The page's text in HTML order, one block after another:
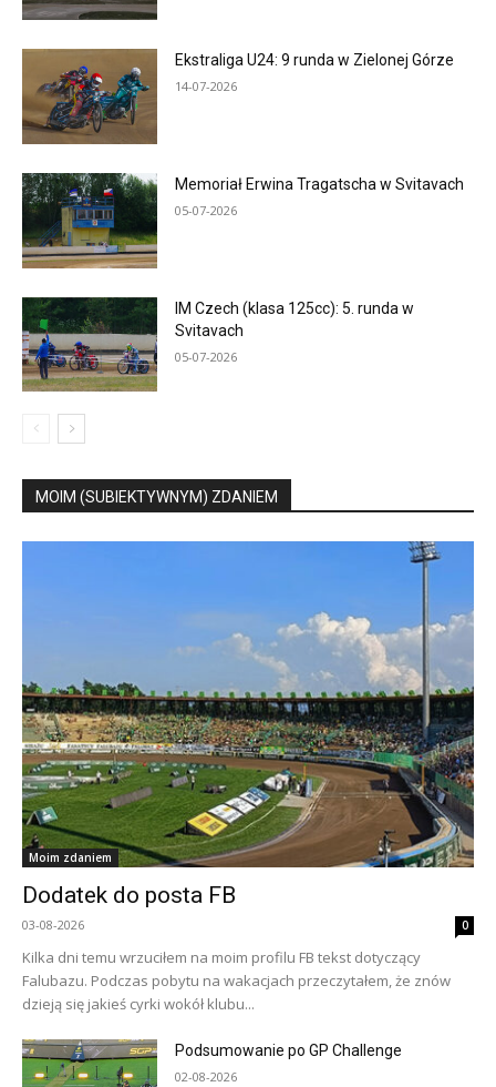
Ekstraliga U24: 9 runda w Zielonej Górze
14-07-2026
Memoriał Erwina Tragatscha w Svitavach
05-07-2026
IM Czech (klasa 125cc): 5. runda w
Svitavach
05-07-2026
MOIM (SUBIEKTYWNYM) ZDANIEM
Moim zdaniem
Dodatek do posta FB
03-08-2026 0
Kilka dni temu wrzuciłem na moim profilu FB tekst dotyczący
Falubazu. Podczas pobytu na wakacjach przeczytałem, że znów
dzieją się jakieś cyrki wokół klubu...
Podsumowanie po GP Challenge
02-08-2026